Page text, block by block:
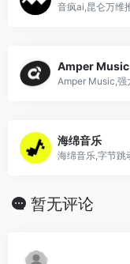
Amper Music
海绵音乐
暂无评论